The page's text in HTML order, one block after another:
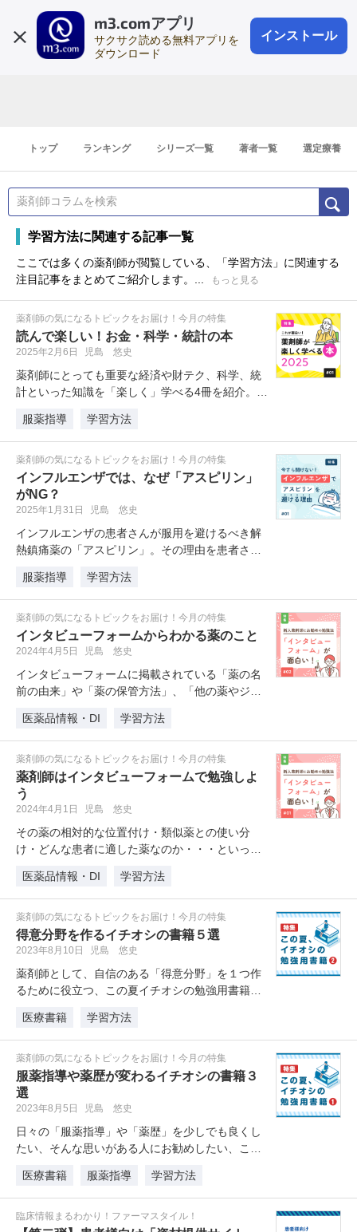
m3.comアプリ
サクサク読める無料アプリを
ダウンロード
インストール
会員登録
登録1分
トップ ランキング シリーズ一覧 著者一覧 選定療養
学習方法に関連する記事一覧
ここでは多くの薬剤師が閲覧している、「学習方法」に関連する
注目記事をまとめてご紹介します。...
もっと見る
薬剤師の気になるトピックをお届け！今月の特集
読んで楽しい！お金・科学・統計の本
2025年2月6日 児島 悠史
薬剤師にとっても重要な経済や財テク、科学、統
計といった知識を「楽しく」学べる4冊を紹介。薬
服薬指導
学習方法
薬剤師の気になるトピックをお届け！今月の特集
インフルエンザでは、なぜ「アスピリン」
がNG？
2025年1月31日 児島 悠史
インフルエンザの患者さんが服用を避けるべき解
熱鎮痛薬の「アスピリン」。その理由を患者さん
服薬指導
学習方法
薬剤師の気になるトピックをお届け！今月の特集
インタビューフォームからわかる薬のこと
2024年4月5日 児島 悠史
インタビューフォームに掲載されている「薬の名
前の由来」や「薬の保管方法」、「他の薬やジュ
医薬品情報・DI
学習方法
薬剤師の気になるトピックをお届け！今月の特集
薬剤師はインタビューフォームで勉強しよ
う
2024年4月1日 児島 悠史
その薬の相対的な位置付け・類似薬との使い分
け・どんな患者に適した薬なのか・・・といった
医薬品情報・DI
学習方法
薬剤師の気になるトピックをお届け！今月の特集
得意分野を作るイチオシの書籍５選
2023年8月10日 児島 悠史
薬剤師として、自信のある「得意分野」を１つ作
るために役立つ、この夏イチオシの勉強用書籍を
医療書籍
学習方法
薬剤師の気になるトピックをお届け！今月の特集
服薬指導や薬歴が変わるイチオシの書籍３
選
2023年8月5日 児島 悠史
日々の「服薬指導」や「薬歴」を少しでも良くし
たい、そんな思いがある人にお勧めしたい、この
医療書籍
服薬指導 学習方法
臨床情報まるわかり！ファーマスタイル！